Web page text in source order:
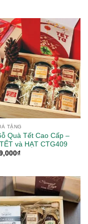
595,000₫.
TẶNG
Quà Tết Cao Cấp –
và HẠT CTG409
₫